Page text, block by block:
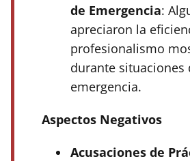
de Emergencia:
apreciaron la
profesionalismo
durante situaciones
emergencia.
Aspectos Negativos
Acusaciones de